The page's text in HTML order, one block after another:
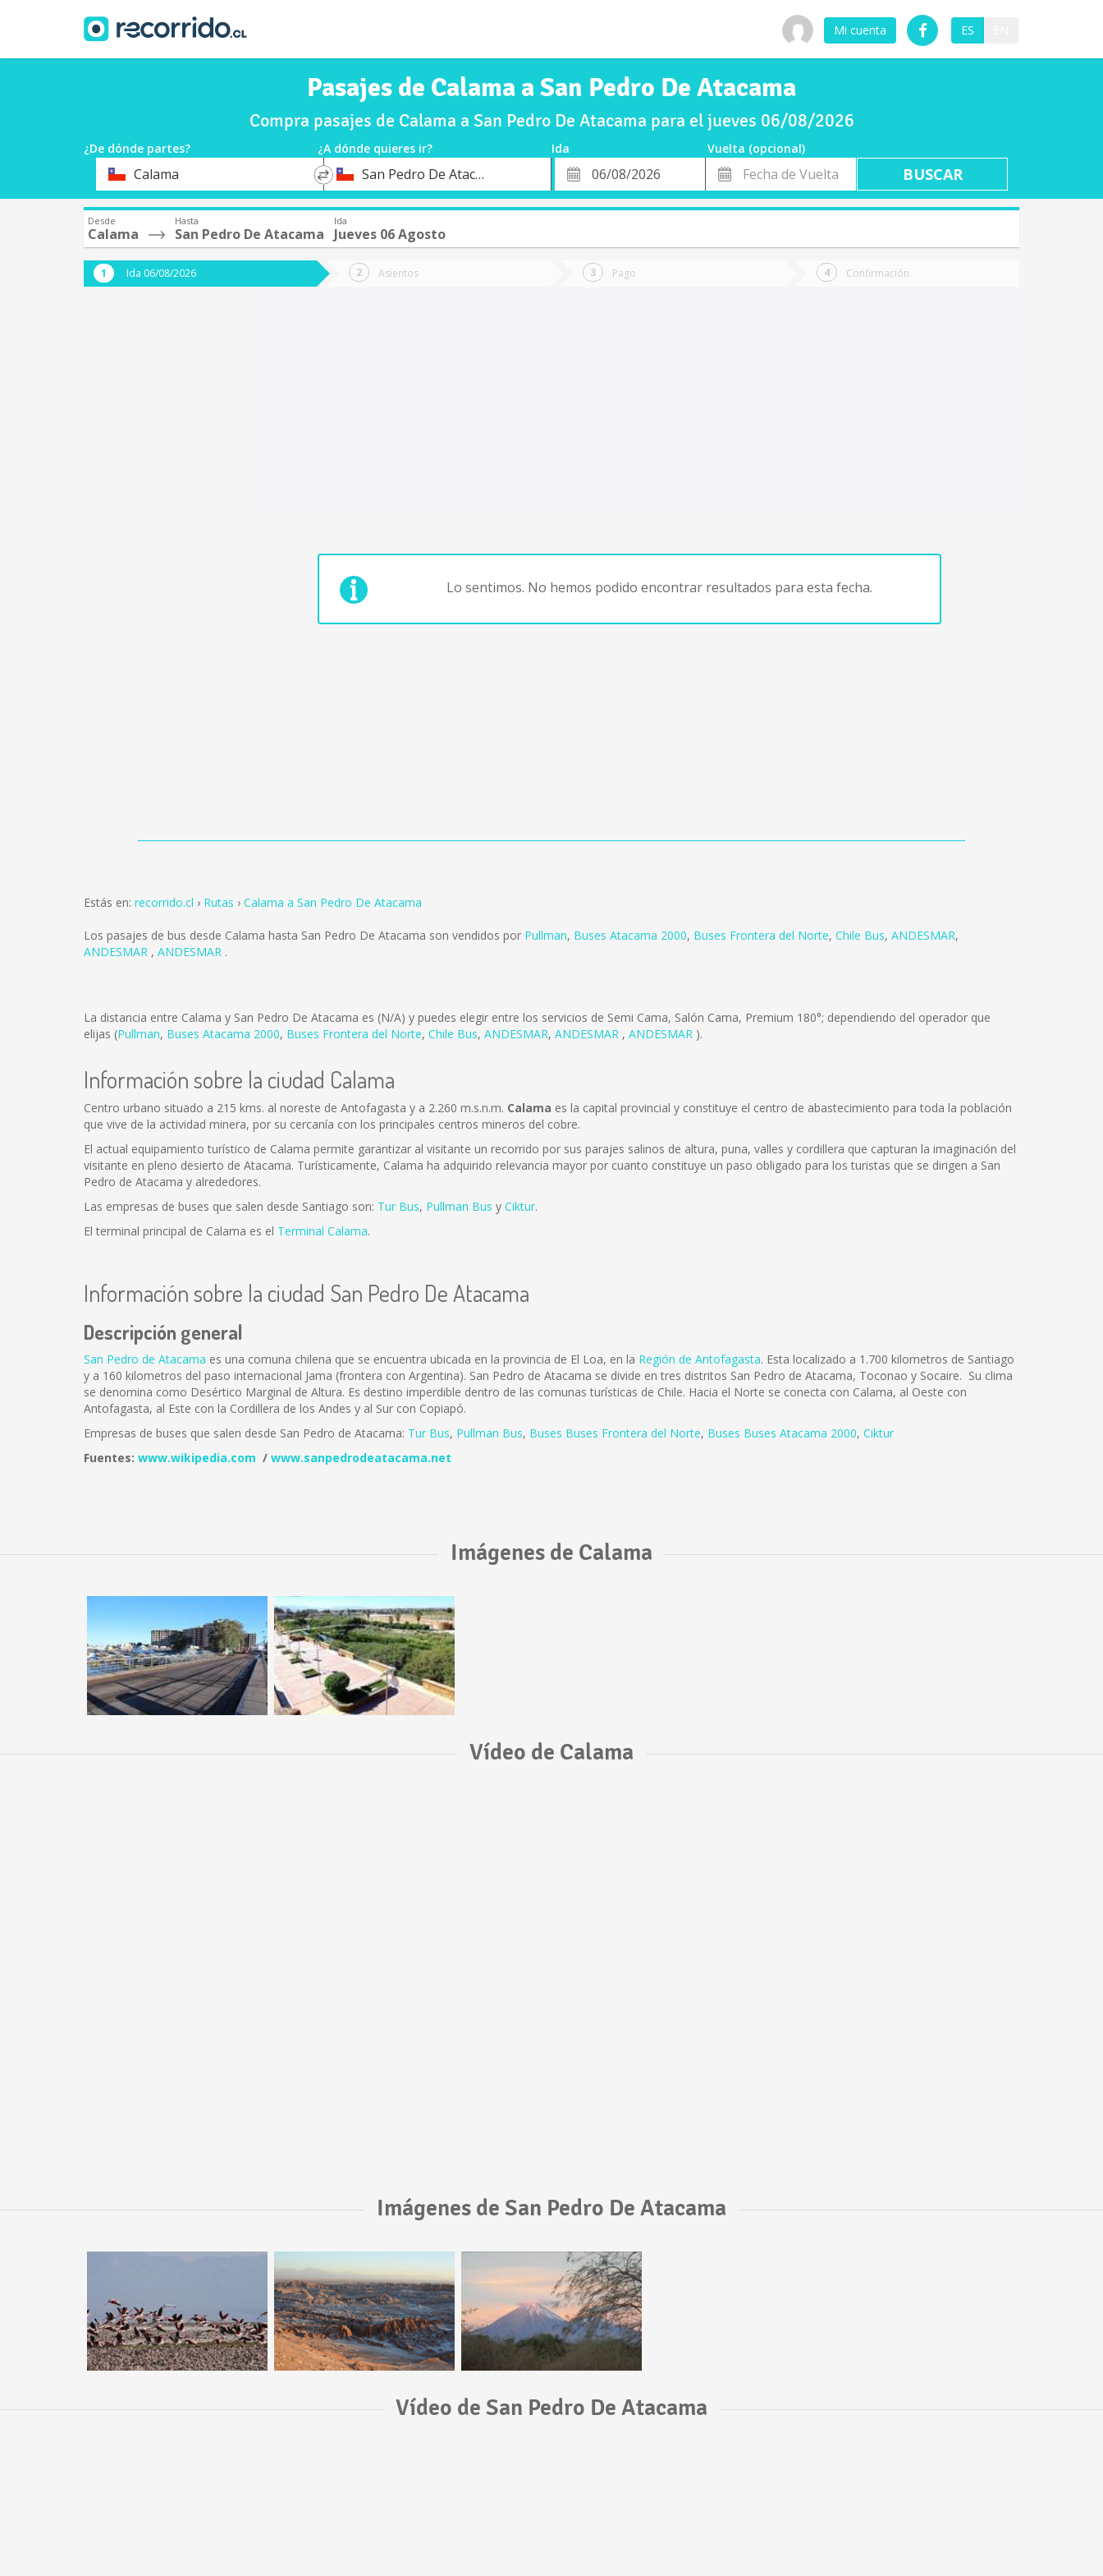
Mi cuenta ES
Pasajes de Calama a San Pedro De Atacama
Compra pasajes de Calama a San Pedro De Atacama para el jueves 06/08/2026
¿De dónde partes? ¿A dónde quieres ir? Ida
Vuelta (opcional)
OrigenCalama
*
Destino
San Pedro De Atacama
Fecha
de
Fecha
de
Vuelta
Desde
Calama
Hasta
San Pedro De Atacama
Ida
Jueves 06 Agosto
Ida 06/08/2026 Asientos Pago Confirmación
Lo sentimos. No hemos podido encontrar resultados para esta fecha.
Estás en: recorrido.cl Rutas Calama a San Pedro De Atacama
Los pasajes de bus desde Calama hasta San Pedro De Atacama son vendidos por Pullman, Buses Atacama 2000, Buses Frontera del Norte, Chile Bus, ANDESMAR,
ANDESMAR , ANDESMAR .
La distancia entre Calama y San Pedro De Atacama es (N/A) y puedes elegir entre los servicios de Semi Cama, Salón Cama, Premium 180°; dependiendo del operador que
elijas (Pullman, Buses Atacama 2000, Buses Frontera del Norte, Chile Bus, ANDESMAR, ANDESMAR , ANDESMAR ).
Información sobre la ciudad Calama
Centro urbano situado a 215 kms. al noreste de Antofagasta y a 2.260 m.s.n.m. Calama es la capital provincial y constituye el centro de abastecimiento para toda la población
que vive de la actividad minera, por su cercanía con los principales centros mineros del cobre.
El actual equipamiento turístico de Calama permite garantizar al visitante un recorrido por sus parajes salinos de altura, puna, valles y cordillera que capturan la imaginación del
visitante en pleno desierto de Atacama. Turísticamente, Calama ha adquirido relevancia mayor por cuanto constituye un paso obligado para los turistas que se dirigen a San
Pedro de Atacama y alrededores.
Las empresas de buses que salen desde Santiago son: Tur Bus, Pullman Bus y Ciktur.
El terminal principal de Calama es el Terminal Calama.
Información sobre la ciudad San Pedro De Atacama
Descripción general
San Pedro de Atacama es una comuna chilena que se encuentra ubicada en la provincia de El Loa, en la Región de Antofagasta. Esta localizado a 1.700 kilometros de Santiago
y a 160 kilometros del paso internacional Jama (frontera con Argentina). San Pedro de Atacama se divide en tres distritos San Pedro de Atacama, Toconao y Socaire. Su clima
se denomina como Desértico Marginal de Altura. Es destino imperdible dentro de las comunas turísticas de Chile. Hacia el Norte se conecta con Calama, al Oeste con
Antofagasta, al Este con la Cordillera de los Andes y al Sur con Copiapó.
Empresas de buses que salen desde San Pedro de Atacama: Tur Bus, Pullman Bus, Buses Buses Frontera del Norte, Buses Buses Atacama 2000, Ciktur
Fuentes: www.wikipedia.com / www.sanpedrodeatacama.net
Imágenes de Calama
Vídeo de Calama
Imágenes de San Pedro De Atacama
Vídeo de San Pedro De Atacama